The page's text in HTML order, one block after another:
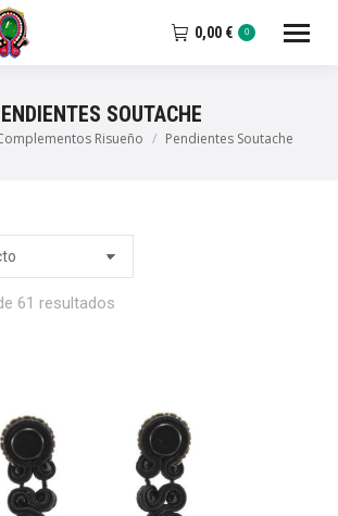
0,00 € 0
SOUTACHE
Risueño Pendientes Soutache
61 resultados